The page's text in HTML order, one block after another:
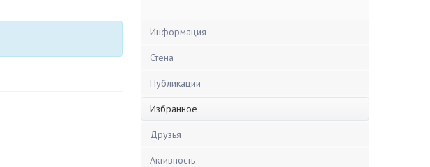
Информация
Стена
Публикации
Избранное
Друзья
Активность